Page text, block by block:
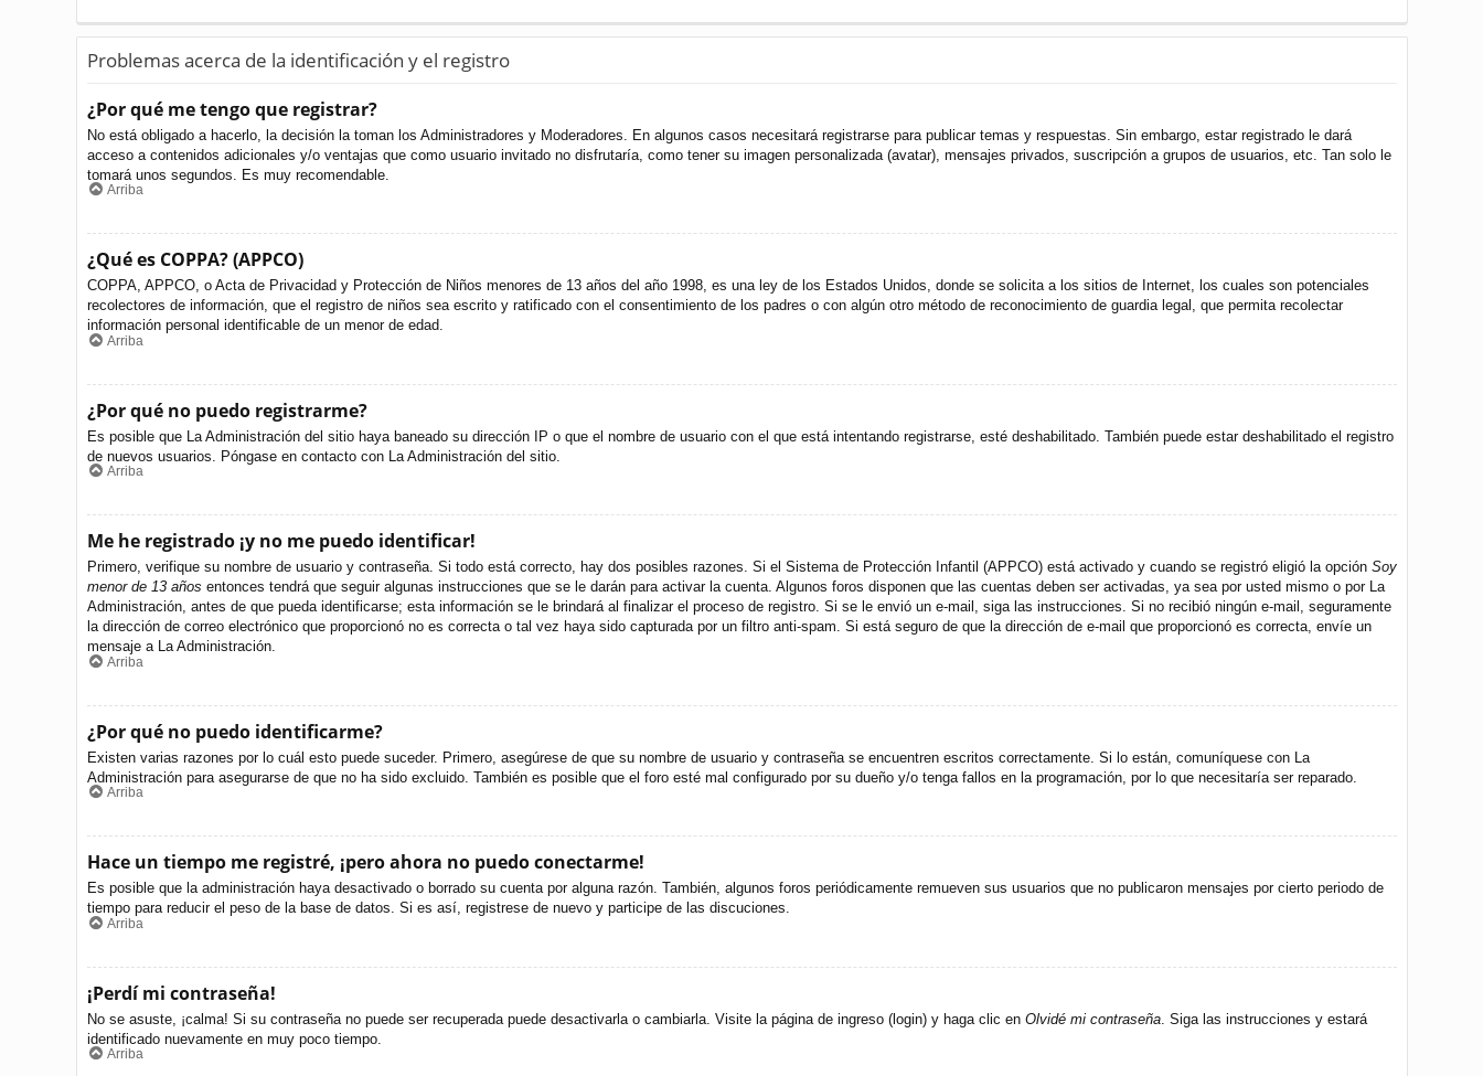
Problemas acerca de la identificación y el registro
¿Por qué me tengo que registrar?
No está obligado a hacerlo, la decisión la toman los Administradores y Moderadores. En algunos casos necesitará registrarse para publicar temas y respuestas. Sin embargo, estar registrado le dará
acceso a contenidos adicionales y/o ventajas que como usuario invitado no disfrutaría, como tener su imagen personalizada (avatar), mensajes privados, suscripción a grupos de usuarios, etc. Tan solo le
tomará unos segundos. Es muy recomendable.
Arriba
¿Qué es COPPA? (APPCO)
COPPA, APPCO, o Acta de Privacidad y Protección de Niños menores de 13 años del año 1998, es una ley de los Estados Unidos, donde se solicita a los sitios de Internet, los cuales son potenciales
recolectores de información, que el registro de niños sea escrito y ratificado con el consentimiento de los padres o con algún otro método de reconocimiento de guardia legal, que permita recolectar
información personal identificable de un menor de edad.
Arriba
¿Por qué no puedo registrarme?
Es posible que La Administración del sitio haya baneado su dirección IP o que el nombre de usuario con el que está intentando registrarse, esté deshabilitado. También puede estar deshabilitado el registro
de nuevos usuarios. Póngase en contacto con La Administración del sitio.
Arriba
Me he registrado ¡y no me puedo identificar!
Primero, verifique su nombre de usuario y contraseña. Si todo está correcto, hay dos posibles razones. Si el Sistema de Protección Infantil (APPCO) está activado y cuando se registró eligió la opción Soy
menor de 13 años entonces tendrá que seguir algunas instrucciones que se le darán para activar la cuenta. Algunos foros disponen que las cuentas deben ser activadas, ya sea por usted mismo o por La
Administración, antes de que pueda identificarse; esta información se le brindará al finalizar el proceso de registro. Si se le envió un e-mail, siga las instrucciones. Si no recibió ningún e-mail, seguramente
la dirección de correo electrónico que proporcionó no es correcta o tal vez haya sido capturada por un filtro anti-spam. Si está seguro de que la dirección de e-mail que proporcionó es correcta, envíe un
mensaje a La Administración.
Arriba
¿Por qué no puedo identificarme?
Existen varias razones por lo cuál esto puede suceder. Primero, asegúrese de que su nombre de usuario y contraseña se encuentren escritos correctamente. Si lo están, comuníquese con La
Administración para asegurarse de que no ha sido excluido. También es posible que el foro esté mal configurado por su dueño y/o tenga fallos en la programación, por lo que necesitaría ser reparado.
Arriba
Hace un tiempo me registré, ¡pero ahora no puedo conectarme!
Es posible que la administración haya desactivado o borrado su cuenta por alguna razón. También, algunos foros periódicamente remueven sus usuarios que no publicaron mensajes por cierto periodo de
tiempo para reducir el peso de la base de datos. Si es así, registrese de nuevo y participe de las discuciones.
Arriba
¡Perdí mi contraseña!
No se asuste, ¡calma! Si su contraseña no puede ser recuperada puede desactivarla o cambiarla. Visite la página de ingreso (login) y haga clic en Olvidé mi contraseña. Siga las instrucciones y estará
identificado nuevamente en muy poco tiempo.
Arriba